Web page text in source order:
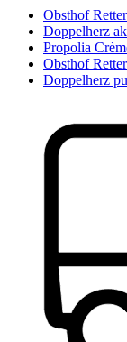
Obsthof
Doppelherz
Propolia
Obsthof
Doppelherz